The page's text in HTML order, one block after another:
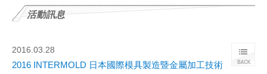
活動訊息
2016.03.28
2016 INTERMOLD 日本國際模具製造暨金屬加工技術